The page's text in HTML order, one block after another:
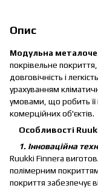
Опис
Модульна
покрівельне
довговічність і
урахуванням
умовами, що робить
комерційних об'єктів.
Особливості
1. Інноваційна
Ruukki Finnera
полімерним
покриття забезпечує